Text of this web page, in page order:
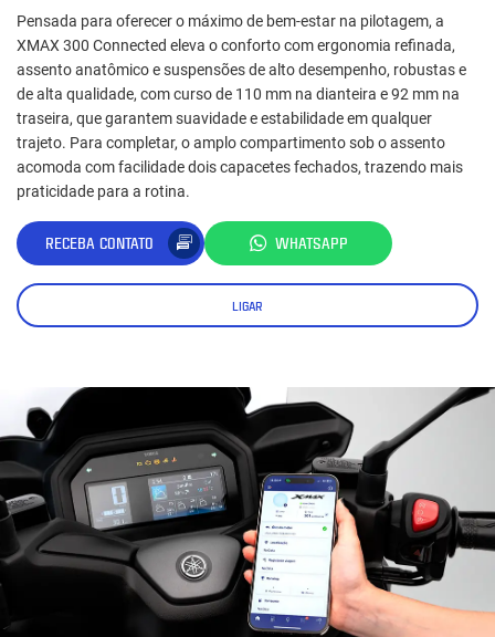
Pensada para oferecer o máximo de bem-estar na pilotagem, a
XMAX 300 Connected eleva o conforto com ergonomia refinada,
assento anatômico e suspensões de alto desempenho, robustas e
de alta qualidade, com curso de 110 mm na dianteira e 92 mm na
traseira, que garantem suavidade e estabilidade em qualquer
trajeto. Para completar, o amplo compartimento sob o assento
acomoda com facilidade dois capacetes fechados, trazendo mais
praticidade para a rotina.
RECEBA CONTATO WHATSAPP
LIGAR